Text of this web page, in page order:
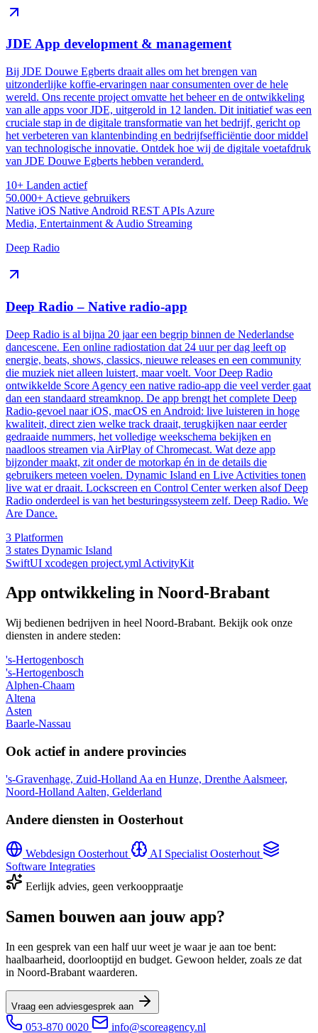
JDE App development & management
Bij JDE Douwe Egberts draait alles om het brengen van
uitzonderlijke koffie-ervaringen naar consumenten over de hele
wereld. Ons recente project omvatte het beheer en de ontwikkeling
van alle apps voor JDE, uitgerold in 12 landen. Dit initiatief was een
cruciale stap in de digitale transformatie van het bedrijf, gericht op
het verbeteren van klantenbinding en bedrijfsefficiëntie door middel
van technologische innovatie. Ontdek hoe wij de digitale voetafdruk
van JDE Douwe Egberts hebben veranderd.
10+ Landen actief
50.000+ Actieve gebruikers
Native iOS Native Android REST APIs Azure
Media, Entertainment & Audio Streaming
Deep Radio
Deep Radio – Native radio-app
Deep Radio is al bijna 20 jaar een begrip binnen de Nederlandse
dancescene. Een online radiostation dat 24 uur per dag leeft op
energie, beats, shows, classics, nieuwe releases en een community
die muziek niet alleen luistert, maar voelt. Voor Deep Radio
ontwikkelde Score Agency een native radio-app die veel verder gaat
dan een standaard streamknop. De app brengt het complete Deep
Radio-gevoel naar iOS, macOS en Android: live luisteren in hoge
kwaliteit, direct zien welke track draait, terugkijken naar eerder
gedraaide nummers, het volledige weekschema bekijken en
naadloos streamen via AirPlay of Chromecast. Wat deze app
bijzonder maakt, zit onder de motorkap én in de details die
gebruikers meteen voelen. Dynamic Island en Live Activities tonen
live wat er draait. Lockscreen en Control Center werken alsof Deep
Radio onderdeel is van het besturingssysteem zelf. Deep Radio. We
Are Dance.
3 Platformen
3 states Dynamic Island
SwiftUI xcodegen project.yml ActivityKit
App ontwikkeling in Noord-Brabant
Wij bedienen bedrijven in heel Noord-Brabant. Bekijk ook onze
diensten in andere steden:
's-Hertogenbosch
's-Hertogenbosch
Alphen-Chaam
Altena
Asten
Baarle-Nassau
Ook actief in andere provincies
's-Gravenhage, Zuid-Holland Aa en Hunze, Drenthe Aalsmeer,
Noord-Holland Aalten, Gelderland
Andere diensten in Oosterhout
Webdesign Oosterhout
AI Specialist Oosterhout
Software Integraties
Eerlijk advies, geen verkooppraatje
Samen bouwen aan jouw app?
In een gesprek van een half uur weet je waar je aan toe bent:
haalbaarheid, doorlooptijd en budget. Gewoon helder, zoals ze dat
in Noord-Brabant waarderen.
Vraag een adviesgesprek aan
053-870 0020 info@scoreagency.nl